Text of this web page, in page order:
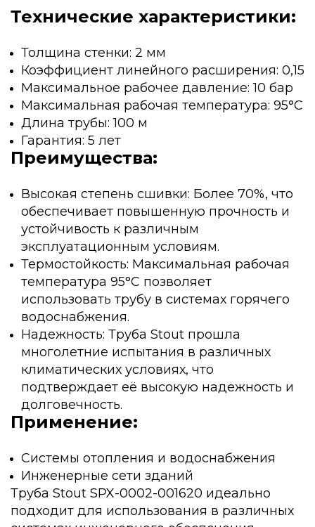
Технические характеристики:
Толщина стенки: 2 мм
Коэффициент линейного расширения: 0,15
Максимальное рабочее давление: 10 бар
Максимальная рабочая температура: 95°C
Длина трубы: 100 м
Гарантия: 5 лет
Преимущества:
Высокая степень сшивки: Более 70%, что
обеспечивает повышенную прочность и
устойчивость к различным
эксплуатационным условиям.
Термостойкость: Максимальная рабочая
температура 95°C позволяет
использовать трубу в системах горячего
водоснабжения.
Надежность: Труба Stout прошла
многолетние испытания в различных
климатических условиях, что
подтверждает её высокую надежность и
долговечность.
Применение:
Системы отопления и водоснабжения
Инженерные сети зданий
Труба Stout SPX-0002-001620 идеально
подходит для использования в различных